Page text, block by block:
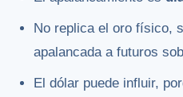
No replica el oro físico,
apalancada a futuros
El dólar puede influir,